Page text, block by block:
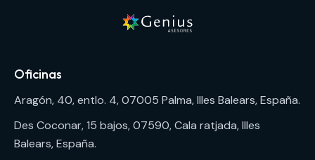
Oficinas
Aragón, 40, entlo. 4, 07005 Palma, Illes Balears, España.
Des Coconar, 15 bajos, 07590, Cala ratjada, Illes
Balears, España.